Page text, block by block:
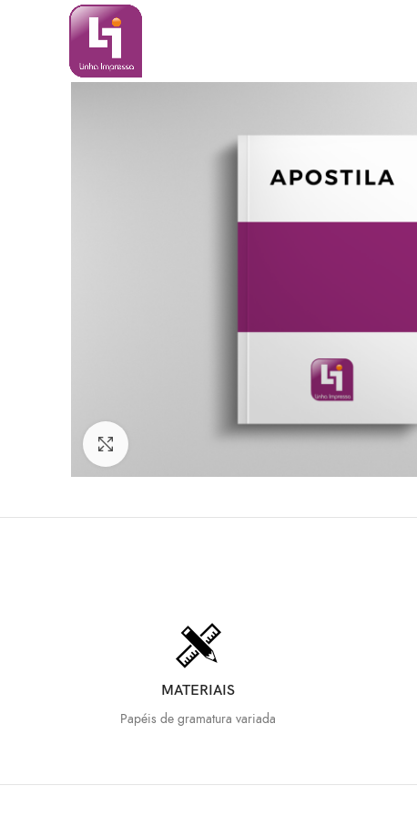
MATERIAIS
Papéis de gramatura variada